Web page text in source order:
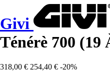
Givi
Ténérè 700 (19
318,00 € 254,40 € -20%